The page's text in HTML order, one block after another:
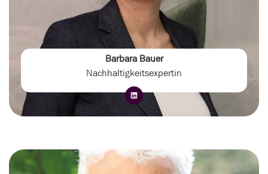
Barbara Bauer
Nachhaltigkeitsexpertin